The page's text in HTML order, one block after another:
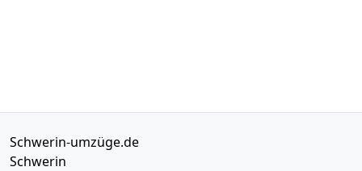
Schwerin-umzüge.de
Schwerin